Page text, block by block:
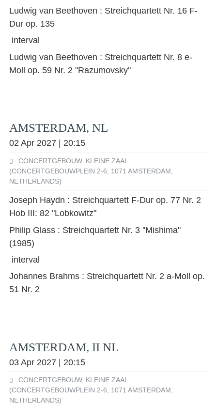
Ludwig van Beethoven : Streichquartett Nr. 16 F-
Dur op. 135
interval
Ludwig van Beethoven : Streichquartett Nr. 8 e-
Moll op. 59 Nr. 2 "Razumovsky"
AMSTERDAM, NL
02 Apr 2027 | 20:15
CONCERTGEBOUW, KLEINE ZAAL
(CONCERTGEBOUWPLEIN 2-6, 1071 AMSTERDAM,
NETHERLANDS)
Joseph Haydn : Streichquartett F-Dur op. 77 Nr. 2
Hob III: 82 "Lobkowitz"
Philip Glass : Streichquartett Nr. 3 ''Mishima''
(1985)
interval
Johannes Brahms : Streichquartett Nr. 2 a-Moll op.
51 Nr. 2
AMSTERDAM, II NL
03 Apr 2027 | 20:15
CONCERTGEBOUW, KLEINE ZAAL
(CONCERTGEBOUWPLEIN 2-6, 1071 AMSTERDAM,
NETHERLANDS)